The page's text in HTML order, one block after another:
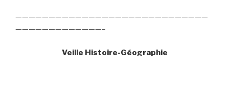
—————————————————————————————
—————————————–
Veille Histoire-Géographie